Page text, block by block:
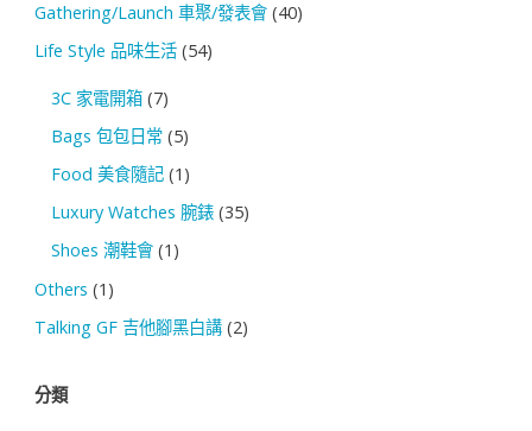
Gathering/Launch 車聚/發表會(40)
Life Style 品味生活(54)
3C 家電開箱 (7)
Bags 包包日常 (5)
Food 美食隨記 (1)
Luxury Watches 腕錶 (35)
Shoes 潮鞋會 (1)
Others (1)
Talking GF 吉他腳黑白講(2)
分類